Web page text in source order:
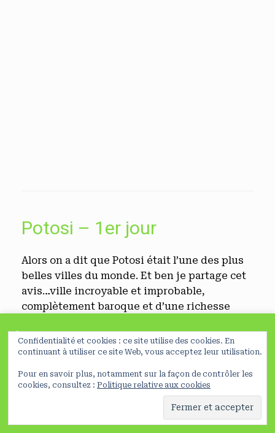
Potosi – 1er jour
Alors on a dit que Potosi était l’une des plus
belles villes du monde. Et ben je partage cet
avis…ville incroyable et improbable,
complètement baroque et d’une richesse
partout. Et bien sûr toujours les mines
….Mais là j’ai envie de voir la ville, le couvent
de St terese est ouvert, c’est un lieu
magnifique dit-on.
C’est
À lire avant de poursuivre
En poursuivant votre navigation sur ce site, vous acceptez
statistiques et d’études d’usage
Préferences
Confidentialité et cookies : ce site utilise des cookies. En
continuant à utiliser ce site Web, vous acceptez leur utilisation.
Pour en savoir plus, notamment sur la façon de contrôler les
cookies, consultez : Politique relative aux cookies